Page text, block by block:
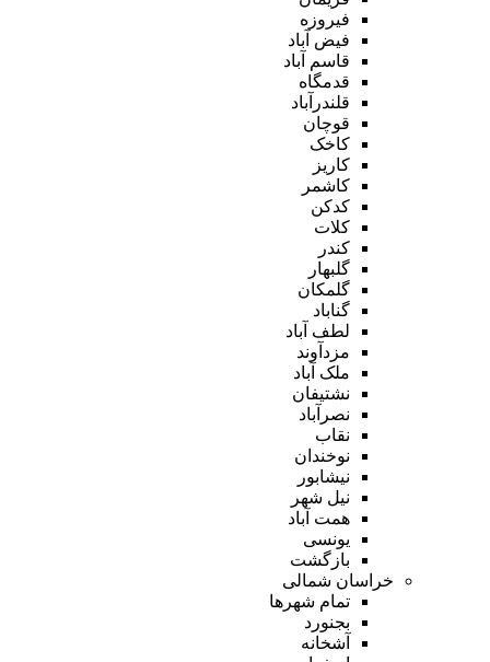
فیروزه
فیض آباد
قاسم آباد
قدمگاه
قلندرآباد
قوچان
کاخک
کاریز
کاشمر
کدکن
کلات
کندر
گلبهار
گلمکان
گناباد
لطف آباد
مزدآوند
ملک آباد
نشتیفان
نصرآباد
نقاب
نوخندان
نیشابور
نیل شهر
همت آباد
یونسی
بازگشت
خراسان شمالی
تمام شهر‌ها
بجنورد
آشخانه